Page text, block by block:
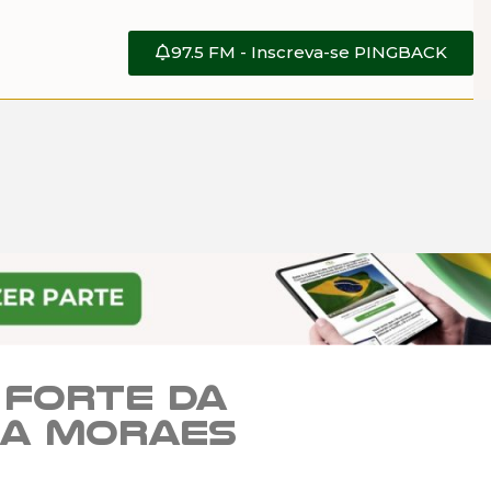
97.5 FM - Inscreva-se PINGBACK
forte da
Moraes